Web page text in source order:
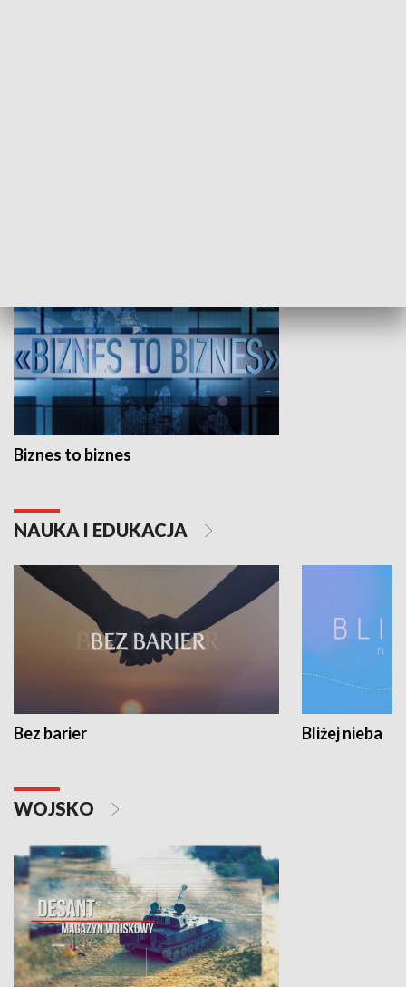
Biznes to biznes
NAUKA I EDUKACJA
Bez barier Bliżej nieba
WOJSKO